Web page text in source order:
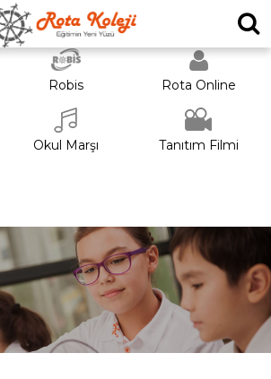
Robis Rota Online
Okul Marşı Tanıtım Filmi